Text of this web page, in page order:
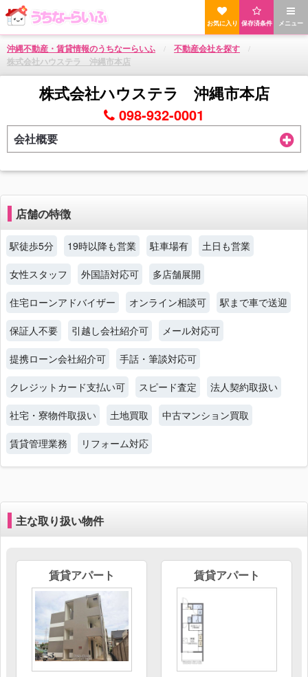
メニュー
保存済条件
お気に入り
沖縄不動産・賃貸情報のうちなーらいふ
不動産会社を探す
株式会社ハウステラ 沖縄市本店
株式会社ハウステラ 沖縄市本店
098-932-0001
会社概要
店舗の特徴
駅徒歩5分 19時以降も営業 駐車場有 土日も営業
女性スタッフ 外国語対応可 多店舗展開
住宅ローンアドバイザー オンライン相談可 駅まで車で送迎
保証人不要 引越し会社紹介可 メール対応可
提携ローン会社紹介可 手話・筆談対応可
クレジットカード支払い可 スピード査定 法人契約取扱い
社宅・寮物件取扱い 土地買取 中古マンション買取
賃貸管理業務 リフォーム対応
主な取り扱い物件
賃貸アパート 賃貸アパート